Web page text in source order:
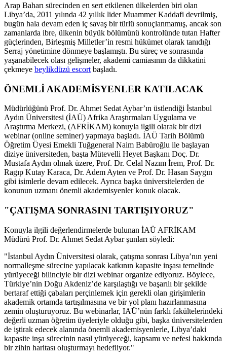
Arap Baharı sürecinden en sert etkilenen ülkelerden biri olan
Libya’da, 2011 yılında 42 yıllık lider Muammer Kaddafi devrilmiş,
bugün hala devam eden iç savaş bir türlü sonuçlanmamış, ancak son
zamanlarda ibre, ülkenin büyük bölümünü kontrolünde tutan Hafter
güçlerinden, Birleşmiş Milletler’in resmi hükümet olarak tanıdığı
Serraj yönetimine dönmeye başlamıştı. Bu süreç ve sonrasında
yaşanabilecek olası gelişmeler, akademi camiasının da dikkatini
çekmeye beylikdüzü escort başladı.
ÖNEMLİ AKADEMİSYENLER KATILACAK
Müdürlüğünü Prof. Dr. Ahmet Sedat Aybar’ın üstlendiği İstanbul
Aydın Üniversitesi (İAÜ) Afrika Araştırmaları Uygulama ve
Araştırma Merkezi, (AFRİKAM) konuyla ilgili olarak bir dizi
webinar (online seminer) yapmaya başladı. İAÜ Tarih Bölümü
Öğretim Üyesi Emekli Tuğgeneral Naim Babüroğlu ile başlayan
diziye üniversiteden, başta Mütevelli Heyet Başkanı Doç. Dr.
Mustafa Aydın olmak üzere, Prof. Dr. Celal Nazım İrem, Prof. Dr.
Ragıp Kutay Karaca, Dr. Adem Ayten ve Prof. Dr. Hasan Saygın
gibi isimlerle devam edilecek. Ayrıca başka üniversitelerden de
konunun uzmanı önemli akademisyenler konuk olacak.
"ÇATIŞMA SONRASINI TARTIŞIYORUZ"
Konuyla ilgili değerlendirmelerde bulunan İAÜ AFRİKAM
Müdürü Prof. Dr. Ahmet Sedat Aybar şunları söyledi:
"İstanbul Aydın Üniversitesi olarak, çatışma sonrası Libya’nın yeni
normalleşme sürecine yapılacak katkının kapasite inşası temelinde
yürüyeceği bilinciyle bir dizi webinar organize ediyoruz. Böylece,
Türkiye’nin Doğu Akdeniz’de karşılaştığı ve başarılı bir şekilde
bertaraf ettiği çabaları perçinlemek için gerekli olan girişimlerin
akademik ortamda tartışılmasına ve bir yol planı hazırlanmasına
zemin oluşturuyoruz. Bu webinarlar, IAÜ’nün farklı fakültelerindeki
değerli uzman öğretim üyeleriyle olduğu gibi, başka üniversitelerden
de iştirak edecek alanında önemli akademisyenlerle, Libya’daki
kapasite inşa sürecinin nasıl yürüyeceği, kapsamı ve nefesi hakkında
bir zihin haritası oluşturmayı hedefliyor."